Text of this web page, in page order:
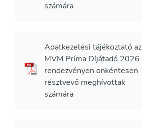
számára
Adatkezelési tájékoztató az
MVM Príma Díjátadó 2026
rendezvényen önkéntesen
résztvevő meghívottak
számára